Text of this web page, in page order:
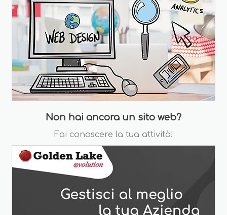
Non hai ancora un sito web?
Fai conoscere la tua attività!